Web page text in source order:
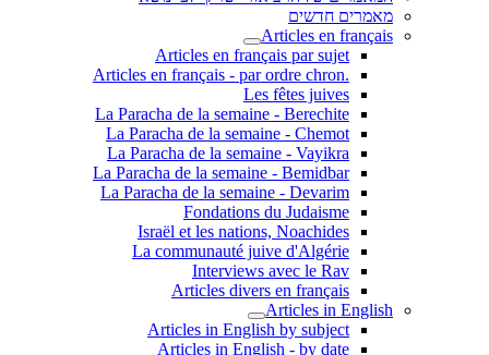
מאמרים חדשים
Articles en français
Articles en français par sujet
.Articles en français - par ordre chron
Les fêtes juives
La Paracha de la semaine - Berechite
La Paracha de la semaine - Chemot
La Paracha de la semaine - Vayikra
La Paracha de la semaine - Bemidbar
La Paracha de la semaine - Devarim
Fondations du Judaisme
Israël et les nations, Noachides
La communauté juive d'Algérie
Interviews avec le Rav
Articles divers en français
Articles in English
Articles in English by subject
Articles in English - by date